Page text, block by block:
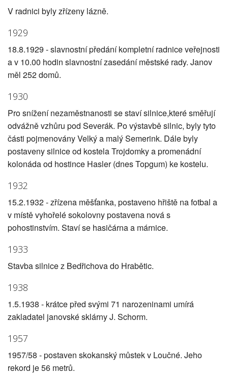
V radnici byly zřízeny lázně.
1929
18.8.1929 - slavnostní předání kompletní radnice veřejnosti
a v 10.00 hodin slavnostní zasedání městské rady. Janov
měl 252 domů.
1930
Pro snížení nezaměstnanosti se staví silnice,které směřují
odvážně vzhůru pod Severák. Po výstavbě silnic, byly tyto
části pojmenovány Velký a malý Semerink. Dále byly
postaveny silnice od kostela Trojdomky a promenádní
kolonáda od hostince Hasler (dnes Topgum) ke kostelu.
1932
15.2.1932 - zřízena měšťanka, postaveno hřiště na fotbal a
v místě vyhořelé sokolovny postavena nová s
pohostinstvím. Staví se hasičárna a márnice.
1933
Stavba silnice z Bedřichova do Hrabětic.
1938
1.5.1938 - krátce před svými 71 narozeninami umírá
zakladatel janovské sklárny J. Schorm.
1957
1957/58 - postaven skokanský můstek v Loučné. Jeho
rekord je 56 metrů.